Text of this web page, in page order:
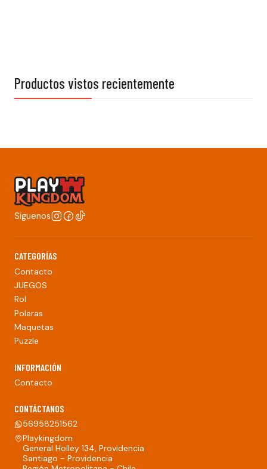
Productos vistos recientemente
Síguenos
CATEGORÍAS
Contacto
JUEGOS
Rol
Poleras
Maquetas
Puzzle
INFORMACIÓN
Contacto
CONTÁCTANOS
56958251562
Playkingdom
General Holley 134, Providencia
Santiago - Providencia